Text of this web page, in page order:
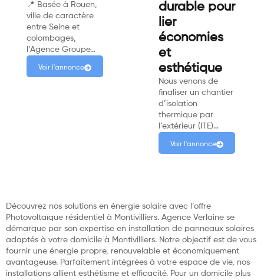
📍 Basée à Rouen,
ville de caractère
entre Seine et
colombages,
l’Agence Groupe…
Voir l'annonce
durable pour
lier
économies
et
esthétique
Nous venons de
finaliser un chantier
d’isolation
thermique par
l’extérieur (ITE)…
Voir l'annonce
Découvrez nos solutions en énergie solaire avec l’offre
Photovoltaïque résidentiel à Montivilliers. Agence Verlaine se
démarque par son expertise en installation de panneaux solaires
adaptés à votre domicile à Montivilliers. Notre objectif est de vous
fournir une énergie propre, renouvelable et économiquement
avantageuse. Parfaitement intégrées à votre espace de vie, nos
installations allient esthétisme et efficacité. Pour un domicile plus